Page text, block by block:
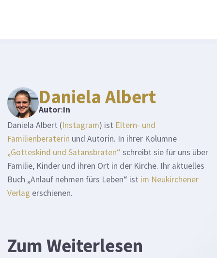
Daniela Albert
Autor:in
Daniela Albert (Instagram) ist Eltern- und
Familienberaterin und Autorin. In ihrer Kolumne
„Gotteskind und Satansbraten“ schreibt sie für uns über
Familie, Kinder und ihren Ort in der Kirche. Ihr aktuelles
Buch „Anlauf nehmen fürs Leben“ ist im Neukirchener
Verlag erschienen.
Zum Weiterlesen